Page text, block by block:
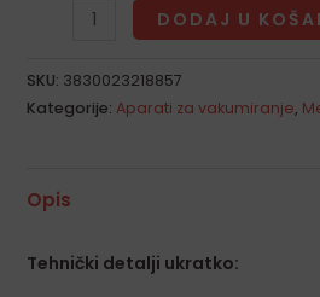
DODAJ U
SKU: 3830023218857
Kategorije: Aparati za vakumiranje,
Opis
Tehnički detalji ukratko: